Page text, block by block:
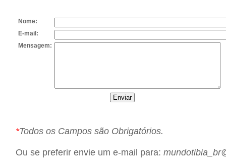
Nome:
E-mail:
Mensagem:
*Todos os Campos são Obrigatórios.
Ou se preferir envie um e-mail para: